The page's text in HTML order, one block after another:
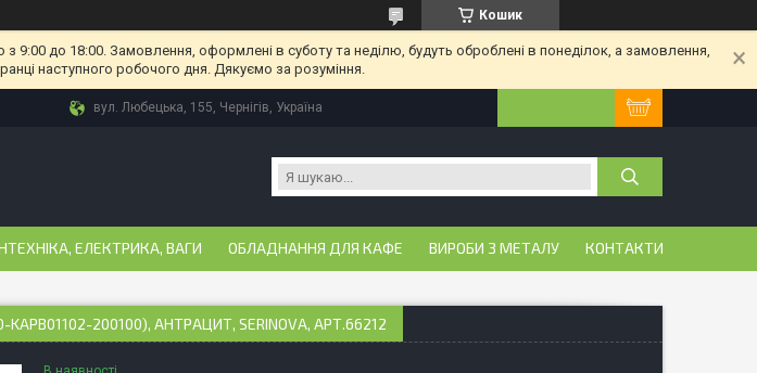
Кошик
9:00 до 18:00. Замовлення, оформлені в суботу та неділю, будуть оброблені в понеділок, а замовлення,
наступного робочого дня. Дякуємо за розуміння.
вул. Любецька, 155, Чернігів, Україна
ЕЛЕКТРИКА, ВАГИ ОБЛАДНАННЯ ДЛЯ КАФЕ ВИРОБИ З МЕТАЛУ КОНТАКТИ
200100), АНТРАЦИТ, SERINOVA, АРТ.66212